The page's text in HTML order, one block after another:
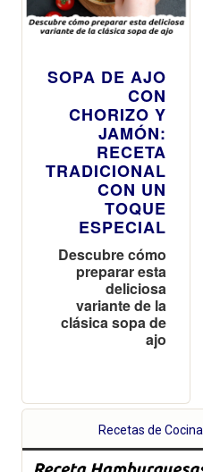
SOPA DE AJO
CON
CHORIZO Y
JAMÓN:
RECETA
TRADICIONAL
CON UN
TOQUE
ESPECIAL
Descubre cómo
preparar esta
deliciosa
variante de la
clásica sopa de
ajo
Recetas de Cocina